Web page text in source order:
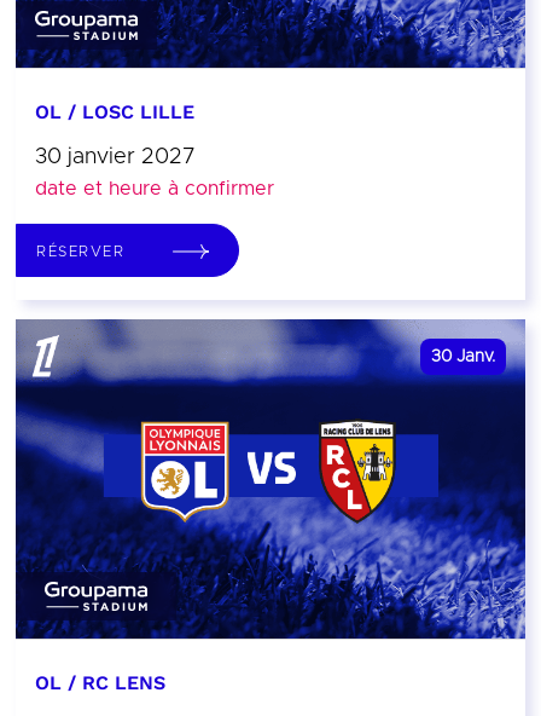
OL / LOSC LILLE
30 janvier 2027
date et heure à confirmer
RÉSERVER
30 Janv.
OL / RC LENS